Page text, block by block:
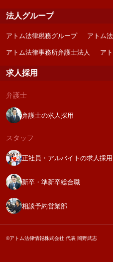
法人グループ
アトム法律税務グループ アトム
アトム法律事務所弁護士法人 ア
求人採用
弁護士
弁護士の求人採用
スタッフ
正社員・アルバイトの求人採用
新卒・準新卒総合職
相談予約営業部
©アトム法律情報株式会社 代表 岡野武志